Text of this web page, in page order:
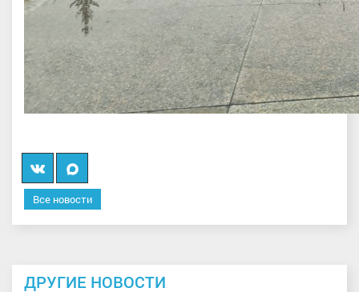
Вконтакте
Мы
в
MAX
Все новости
ДРУГИЕ НОВОСТИ